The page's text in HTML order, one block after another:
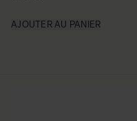
AJOUTER AU PANIER